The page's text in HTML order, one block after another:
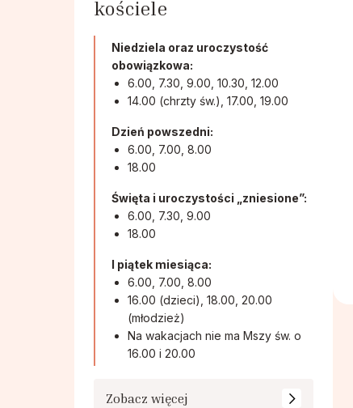
kościele
Niedziela oraz uroczystość
obowiązkowa:
6.00, 7.30, 9.00, 10.30, 12.00
14.00 (chrzty św.), 17.00, 19.00
Dzień powszedni:
6.00, 7.00, 8.00
18.00
Święta i uroczystości „zniesione”:
6.00, 7.30, 9.00
18.00
I piątek miesiąca:
6.00, 7.00, 8.00
16.00 (dzieci), 18.00, 20.00
(młodzież)
Na wakacjach nie ma Mszy św. o
16.00 i 20.00
Zobacz więcej